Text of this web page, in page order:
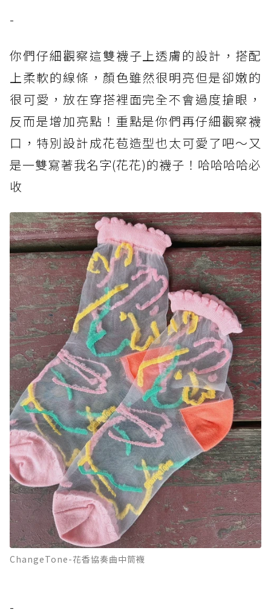
-
你們仔細觀察這雙襪子上透膚的設計，搭配
上柔軟的線條，顏色雖然很明亮但是卻嫩的
很可愛，放在穿搭裡面完全不會過度搶眼，
反而是增加亮點！重點是你們再仔細觀察襪
口，特別設計成花苞造型也太可愛了吧～又
是一雙寫著我名字(花花)的襪子！哈哈哈哈必
收
ChangeTone-花香協奏曲中筒襪
-